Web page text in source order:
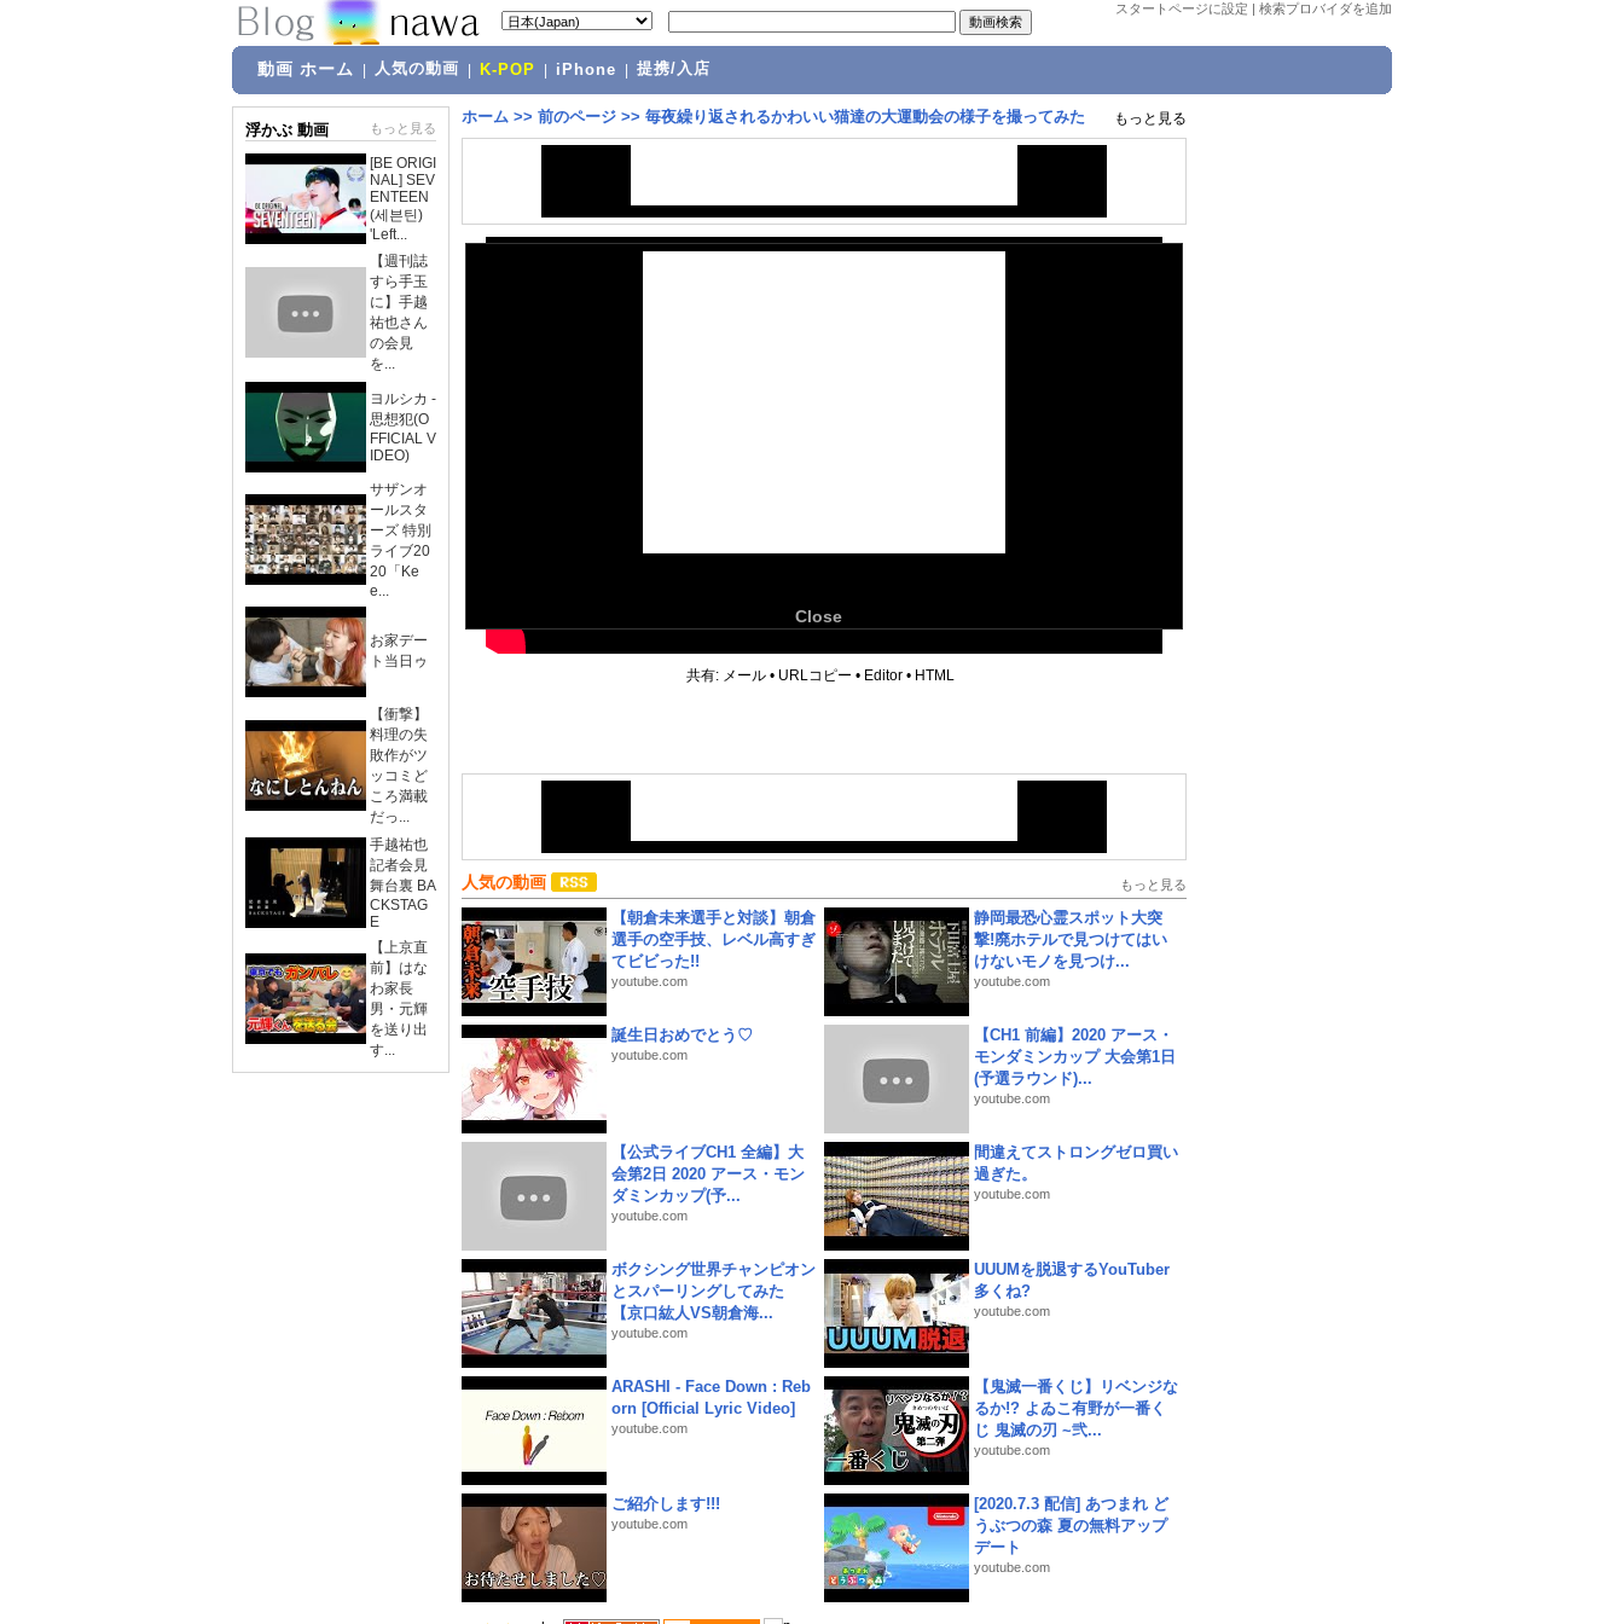
スタートページに設定 | 検索プロバイダを追加
動画 ホーム 人気の動画 K-POP iPhone 提携/入店
浮かぶ 動画 もっと見る
[BE ORIGI
NAL] SEV
ENTEEN
(세븐틴)
'Left...
【週刊誌
すら手玉
に】手越
祐也さん
の会見
を...
ヨルシカ -
思想犯(O
FFICIAL V
IDEO)
サザンオ
ールスタ
ーズ 特別
ライブ20
20「Ke
e...
お家デー
ト当日ゥ
【衝撃】
料理の失
敗作がツ
ッコミど
ころ満載
だっ...
手越祐也
記者会見
舞台裏 BA
CKSTAG
E
【上京直
前】はな
わ家長
男・元輝
を送り出
す...
ホーム >> 前のページ >> 毎夜繰り返されるかわいい猫達の大運動会の様子を撮ってみた もっと見る
Close
共有: メール • URLコピー • Editor • HTML
人気の動画 もっと見る
【朝倉未来選手と対談】朝倉
選手の空手技、レベル高すぎ
てビビった!!
youtube.com
静岡最恐心霊スポット大突
撃!廃ホテルで見つけてはい
けないモノを見つけ...
youtube.com
誕生日おめでとう♡
youtube.com
【CH1 前編】2020 アース・
モンダミンカップ 大会第1日
(予選ラウンド)...
youtube.com
【公式ライブCH1 全編】大
会第2日 2020 アース・モン
ダミンカップ(予...
youtube.com
間違えてストロングゼロ買い
過ぎた。
youtube.com
ボクシング世界チャンピオン
とスパーリングしてみた
【京口紘人VS朝倉海...
youtube.com
UUUMを脱退するYouTuber
多くね?
youtube.com
ARASHI - Face Down : Reb
orn [Official Lyric Video]
youtube.com
【鬼滅一番くじ】リベンジな
るか!? よゐこ有野が一番く
じ 鬼滅の刃 ~弐...
youtube.com
ご紹介します!!!
youtube.com
[2020.7.3 配信] あつまれ ど
うぶつの森 夏の無料アップ
デート
youtube.com